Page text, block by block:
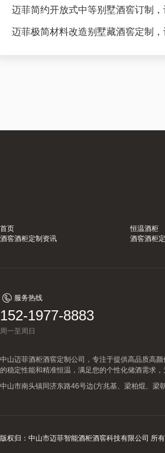
迈菲简约开放式中等别墅酒窖订制
迈菲极简材料改造别墅藏酒窖定制
首页 恒温酒柜
酒窖酒柜定制资讯
酒窖酒柜
服务热线
152-1977-8883
周一至周日
中山迈菲酒柜酒窖定制公司，专注于提供高品质高
的稳定性能和精准恒温，满足您的个性化储酒需求
中山市南头镇同济东路46号边(方兆基、梁柏焜、梁
版权归：中山市迈菲智能酒柜酒窖科技有限公司 所有